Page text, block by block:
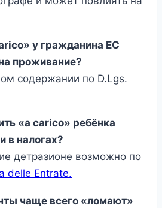
у гражданина ЕС
проживание?
содержании по D.Lgs.
«a carico» ребёнка
в налогах?
детразионе возможно по
delle Entrate.
чаще всего «ломают»